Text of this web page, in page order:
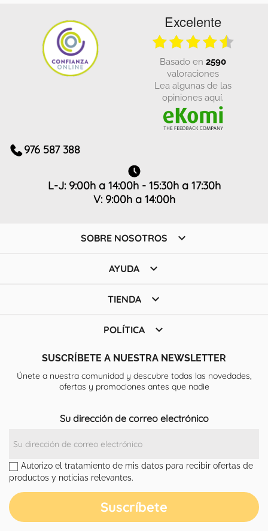
Excelente
basado en 2590
valoraciones
Lea algunas de las
opiniones aquí.
976 587 388
L-J: 9:00h a 14:00h - 15:30h a 17:30h
V: 9:00h a 14:00h
SOBRE NOSOTROS 
AYUDA 
TIENDA 
POLÍTICA 
SUSCRÍBETE A NUESTRA NEWSLETTER
Únete a nuestra comunidad y descubre todas las novedades,
ofertas y promociones antes que nadie
Su dirección de correo electrónico
Autorizo el tratamiento de mis datos para recibir ofertas de
productos y noticias relevantes.